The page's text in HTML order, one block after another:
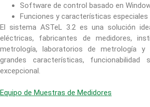
Software de control basado en
Funciones y características especiales
El sistema ASTeL 3.2 es una solución
eléctricas, fabricantes de medidores,
metrología, laboratorios de metrología
grandes características, funcionabilidad
excepcional.
Equipo de Muestras de Medidores